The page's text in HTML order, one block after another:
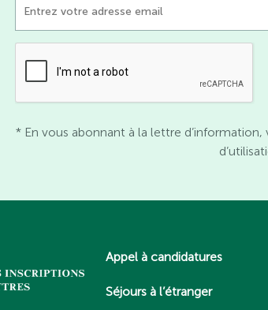
* En vous abonnant à la lettre
Appel à candidatures
Séjours à l’étranger